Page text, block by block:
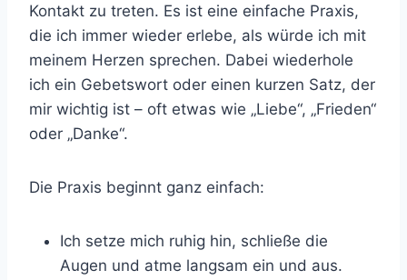
Kontakt zu treten. Es ist eine einfache Praxis,
die ich immer wieder erlebe, als würde ich mit
meinem Herzen sprechen. Dabei wiederhole
ich ein Gebetswort oder einen kurzen Satz, der
mir wichtig ist – oft etwas wie „Liebe“, „Frieden“
oder „Danke“.
Die Praxis beginnt ganz einfach:
Ich setze mich ruhig hin, schließe die
Augen und atme langsam ein und aus.